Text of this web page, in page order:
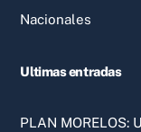
Nacionales
Ultimas entradas
PLAN MORELOS: